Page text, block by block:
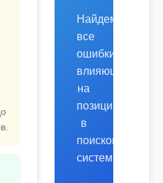
Найдем
все
ошибки,
влияющие
на
позиции
в
поисковых
системах.